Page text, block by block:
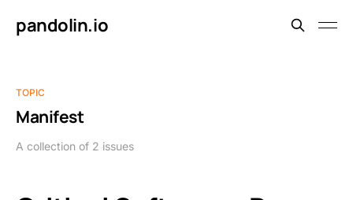
pandolin.io
TOPIC
Manifest
A collection of 2 issues